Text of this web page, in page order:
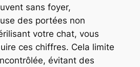
sans foyer,
des portées non
votre chat, vous
ces chiffres. Cela limite
évitant des